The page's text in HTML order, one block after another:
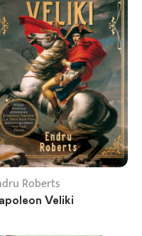
Roberts
Veliki